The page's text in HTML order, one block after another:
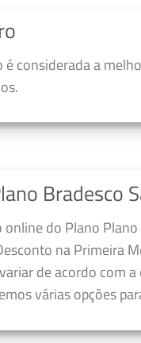
considerada a
Bradesco
online do Plano
na Primeira
de acordo com
várias opções